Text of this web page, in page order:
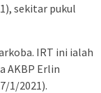
sekitar pukul
IRT ini ialah
AKBP Erlin
1/2021).